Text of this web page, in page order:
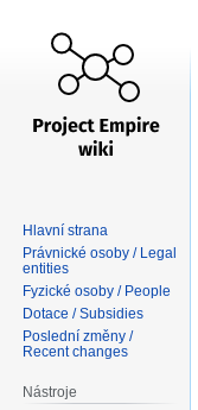
Hlavní strana
Právnické osoby / Legal
entities
Fyzické osoby / People
Dotace / Subsidies
Poslední změny /
Recent changes
Nástroje